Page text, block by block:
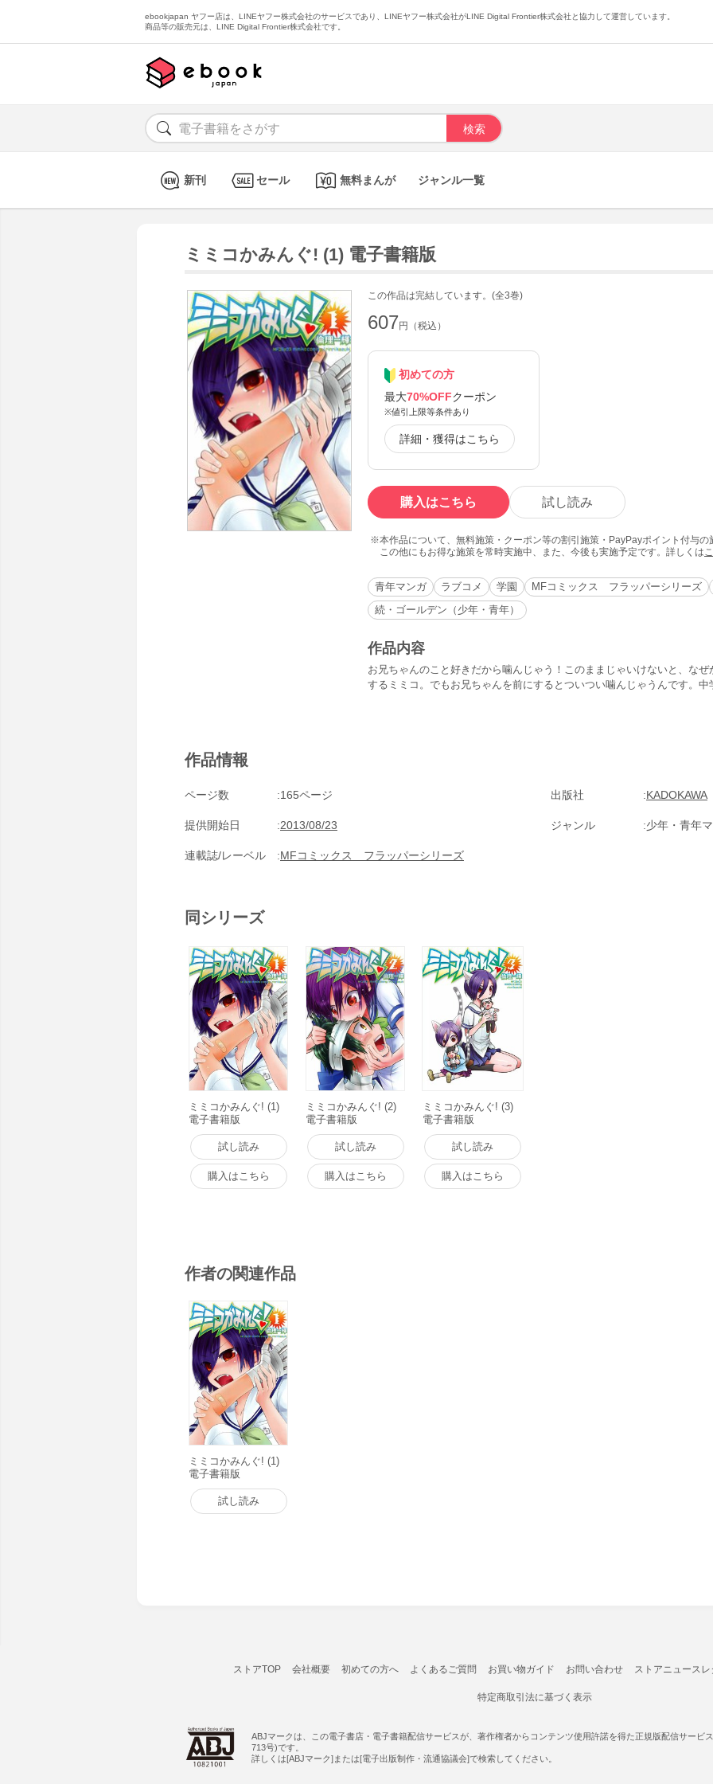
ebookjapan ヤフー店は、LINEヤフー株式会社のサービスであり、LINEヤフー株式会社がLINE Digital Frontier株式会社と協力して運営しています。
商品等の販売元は、LINE Digital Frontier株式会社です。
新刊 セール 無料まんが ジャンル一覧
ミミコかみんぐ! (1) 電子書籍版
この作品は完結しています。(全3巻)
607円（税込）
初めての方
最大70%OFFクーポン
※値引上限等条件あり
詳細・獲得はこちら
購入はこちら 試し読み
本作品について、無料施策・クーポン等の割引施策・PayPayポイント付与
この他にもお得な施策を常時実施中、また、今後も実施予定です。詳しくは
青年マンガ ラブコメ 学園
MFコミックス フラッパーシリーズ
続・ゴールデン（少年・青年）
作品内容
お兄ちゃんのこと好きだから噛んじゃう！このままじゃいけないと、な
するミミコ。でもお兄ちゃんを前にするとついつい噛んじゃうんです。
作品情報
ページ数 165ページ 出版社 KADOKAWA
提供開始日 2013/08/23 ジャンル 少年・青年
連載誌/レーベル MFコミックス フラッパーシリーズ
同シリーズ
ミミコかみんぐ! (1)
電子書籍版
試し読み
購入はこちら
ミミコかみんぐ! (2)
電子書籍版
試し読み
購入はこちら
ミミコかみんぐ! (3)
電子書籍版
試し読み
購入はこちら
作者の関連作品
ミミコかみんぐ! (1)
電子書籍版
試し読み
ストアTOP 会社概要 初めての方へ よくあるご質問 お買い物ガイド お問い合わせ ストアニュースレ
特定商取引法に基づく表示
ABJマークは、この電子書店・電子書籍配信サービスが、著作権者からコンテンツ使用許諾を得た正規版配信サービ
713号)です。
詳しくは[ABJマーク]または[電子出版制作・流通協議会]で検索してください。